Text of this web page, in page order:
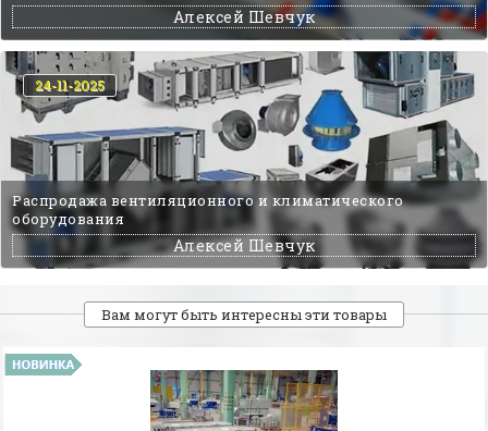
Алексей Шевчук
Распродажа вентиляционного и климатического
оборудования
Алексей Шевчук
24-11-2025
Вам могут быть интересны эти товары